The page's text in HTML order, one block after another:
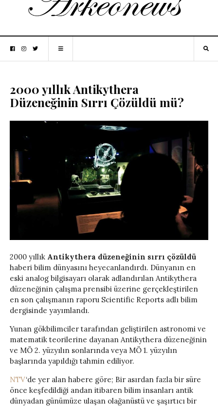
2000 yıllık Antikythera
Düzeneğinin Sırrı Çözüldü mü?
2000 yıllık Antikythera düzeneğinin sırrı çözüldü
haberi bilim dünyasını heyecanlandırdı. Dünyanın en
eski analog bilgisayarı olarak adlandırılan Antikythera
düzeneğinin çalışma prensibi üzerine gerçekleştirilen
en son çalışmanın raporu Scientific Reports adlı bilim
dergisinde yayımlandı.
Yunan gökbilimciler tarafından geliştirilen astronomi ve
matematik teorilerine dayanan Antikythera düzeneğinin
ve MÖ 2. yüzyılın sonlarında veya MÖ 1. yüzyılın
başlarında yapıldığı tahmin ediliyor.
NTV‘de yer alan habere göre; Bir asırdan fazla bir süre
önce keşfedildiği andan itibaren bilim insanları antik
dünyadan günümüze ulaşan olağanüstü ve şaşırtıcı bir